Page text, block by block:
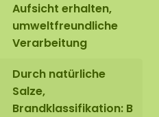
Aufsicht erhalten,
umweltfreundliche
Verarbeitung
Durch natürliche
Salze,
Brandklassifikation: B